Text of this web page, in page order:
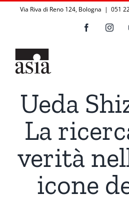
Via Riva di Reno 124, Bologna | 051
Facebook
Ueda
La
verità
icone